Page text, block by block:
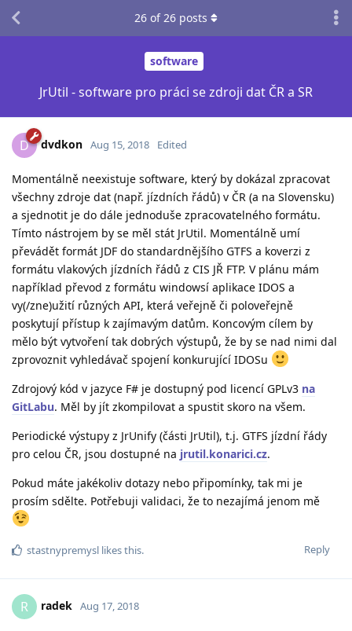
software
JrUtil - software pro práci se zdroji dat ČR a SR
26 of26 posts
D dvdkon Aug 15, 2018 Edited
Momentálně neexistuje software, který by dokázal zpracovat
všechny zdroje dat (např. jízdních řádů) v ČR (a na Slovensku)
a sjednotit je do dále jednoduše zpracovatelného formátu.
Tímto nástrojem by se měl stát JrUtil. Momentálně umí
převádět formát JDF do standardnějšího GTFS a koverzi z
formátu vlakových jízdních řádů z CIS JŘ FTP. V plánu mám
například převod z formátu windowsí aplikace IDOS a
vy(/zne)užití různých API, která veřejně či poloveřejně
poskytují přístup k zajímavým datům. Koncovým cílem by
mělo být vytvoření tak dobrých výstupů, že by se nad nimi dal
zprovoznit vyhledávač spojení konkurující IDOSu
Zdrojový kód v jazyce F# je dostupný pod licencí GPLv3 na
GitLabu. Měl by jít zkompilovat a spustit skoro na všem.
Periodické výstupy z JrUnify (části JrUtil), t.j. GTFS jízdní řády
pro celou ČR, jsou dostupné na jrutil.konarici.cz.
Pokud máte jakékoliv dotazy nebo připomínky, tak mi je
prosím sdělte. Potřebuji validaci, že to nezajímá jenom mě
Reply
stastnypremysl likes this.
R radek Aug 17, 2018